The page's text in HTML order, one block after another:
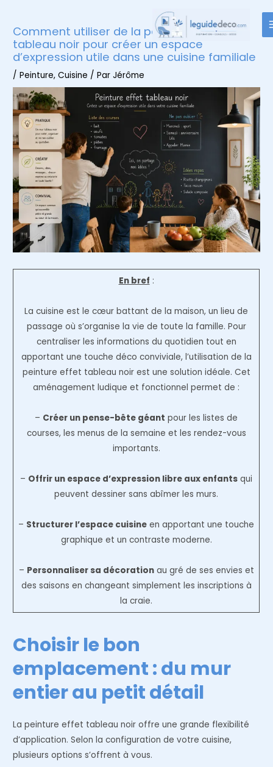
contenu
Comment utiliser de la peinture effet
tableau noir pour créer un espace
d’expression utile dans une cuisine familiale
/Peinture,Cuisine / ParJérôme
En bref :
La cuisine est le cœur battant de la maison, un lieu de
passage où s’organise la vie de toute la famille. Pour
centraliser les informations du quotidien tout en
apportant une touche déco conviviale, l’utilisation de la
peinture effet tableau noir est une solution idéale. Cet
aménagement ludique et fonctionnel permet de :
– Créer un pense-bête géant pour les listes de
courses, les menus de la semaine et les rendez-vous
importants.
– Offrir un espace d’expression libre aux enfants qui
peuvent dessiner sans abîmer les murs.
– Structurer l’espace cuisine en apportant une touche
graphique et un contraste moderne.
– Personnaliser sa décorationau gré de ses envies et
des saisons en changeant simplement les inscriptions à
la craie.
Choisir le bon
emplacement : du mur
entier au petit détail
La peinture effet tableau noir offre une grande flexibilité
d’application. Selon la configuration de votre cuisine,
plusieurs options s’offrent à vous.